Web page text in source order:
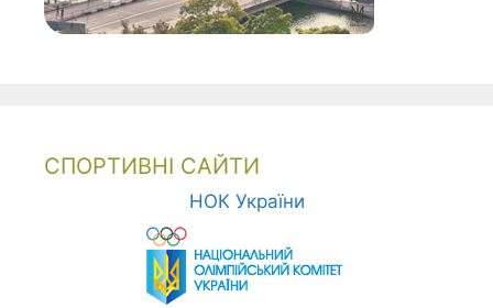
СПОРТИВНІ САЙТИ
НОК України